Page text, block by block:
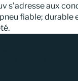
s’adresse aux
fiable;